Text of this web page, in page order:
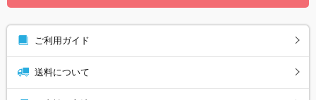
ご利用ガイド
送料について